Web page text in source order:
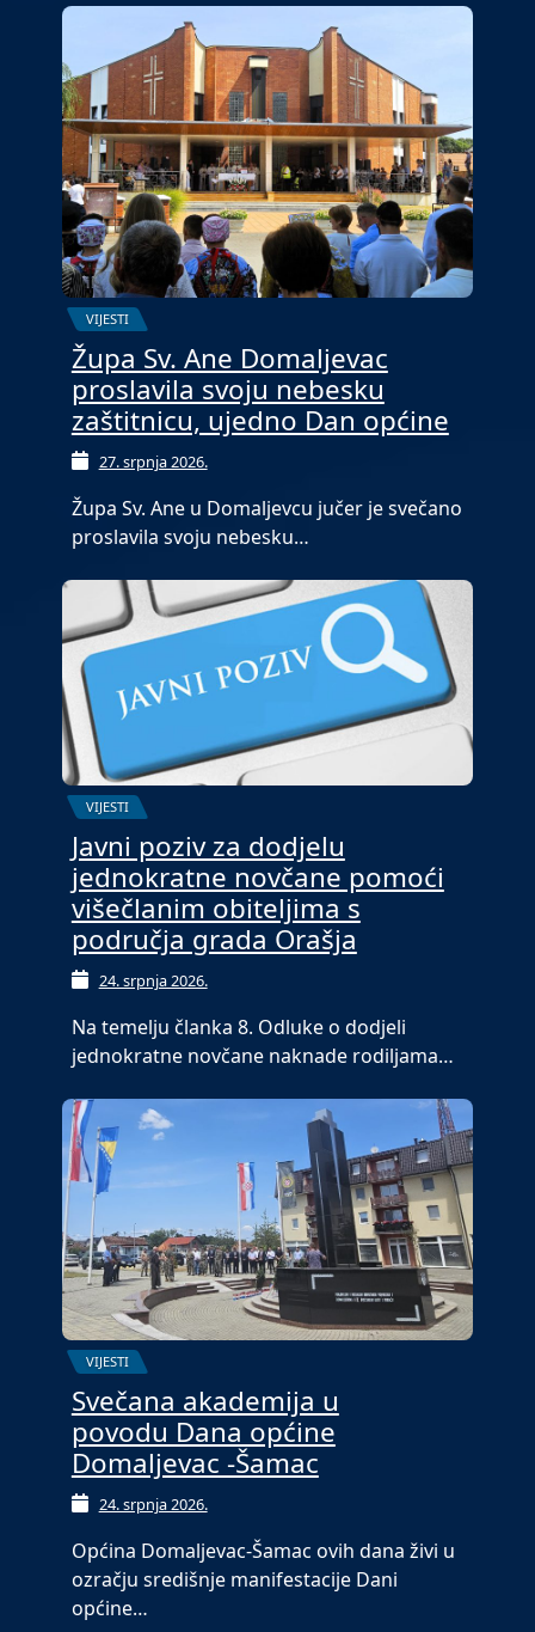
VIJESTI
Župa Sv. Ane Domaljevac
proslavila svoju nebesku
zaštitnicu, ujedno Dan općine
27. srpnja 2026.
Župa Sv. Ane u Domaljevcu jučer je svečano
proslavila svoju nebesku…
VIJESTI
Javni poziv za dodjelu
jednokratne novčane pomoći
višečlanim obiteljima s
područja grada Orašja
24. srpnja 2026.
Na temelju članka 8. Odluke o dodjeli
jednokratne novčane naknade rodiljama…
VIJESTI
Svečana akademija u
povodu Dana općine
Domaljevac -Šamac
24. srpnja 2026.
Općina Domaljevac-Šamac ovih dana živi u
ozračju središnje manifestacije Dani
općine…